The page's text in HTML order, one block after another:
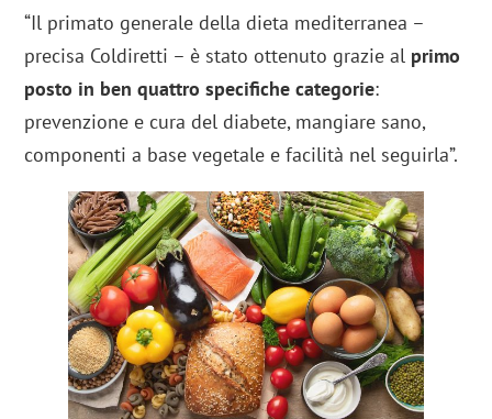
“Il primato generale della dieta mediterranea –
precisa Coldiretti – è stato ottenuto grazie al primo
posto in ben quattro specifiche categorie:
prevenzione e cura del diabete, mangiare sano,
componenti a base vegetale e facilità nel seguirla”.